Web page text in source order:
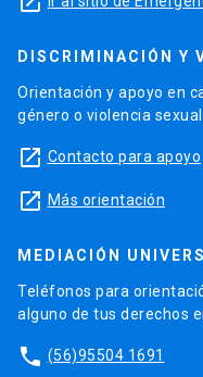
DISCRIMINACIÓN Y
Orientación y apoyo en
género o violencia
launch Contacto para apoyo
launch Más orientación
MEDIACIÓN
Teléfonos para
alguno de tus derechos
phone (56)95504 1691